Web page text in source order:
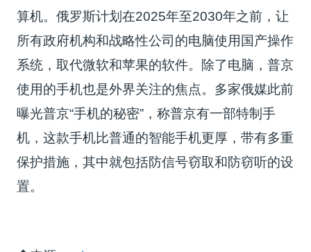
算机。俄罗斯计划在2025年至2030年之前，让
所有政府机构和战略性公司的电脑使用国产操作
系统，取代微软和苹果的软件。除了电脑，普京
使用的手机也是外界关注的焦点。多家俄媒此前
曝光普京“手机的秘密”，称普京有一部特制手
机，这款手机比普通的智能手机更厚，带有多重
保护措施，其中就包括防信号窃取和防窃听的设
置。